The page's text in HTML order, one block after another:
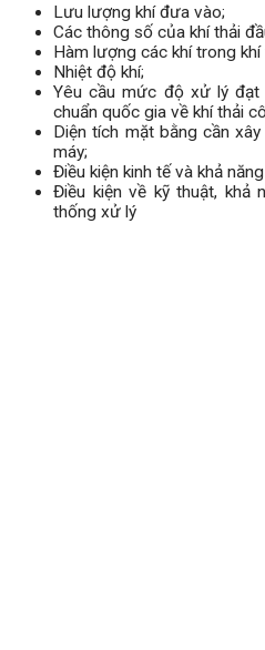
Lưu lượng khí đưa vào;
Các thông số của khí thải
Hàm lượng các khí trong khí
Nhiệt độ khí;
Yêu cầu mức độ xử lý đạt
chuẩn quốc gia về khí thải
Diện tích mặt bằng cần
máy;
Điều kiện kinh tế và khả
Điều kiện về kỹ thuật, khả
thống xử lý